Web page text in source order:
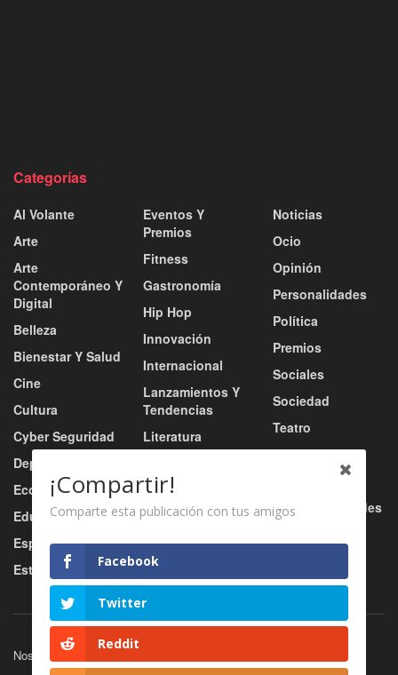
Categorías
Al Volante
Arte
Arte
Contemporáneo Y
Digital
Belleza
Bienestar Y Salud
Cine
Cultura
Cyber Seguridad
Deportes
Economía
Educación
Esports
Estilo De Vida
Eventos Y
Premios
Fitness
Gastronomía
Hip Hop
Innovación
Internacional
Lanzamientos Y
Tendencias
Literatura
Música
Música Urbana
Nacional
Negocio
Noticias
Ocio
Opinión
Personalidades
Política
Premios
Sociales
Sociedad
Teatro
Tecnología
Tv / Radio / Redes
Nosotros
¡Compartir!
Comparte esta publicación con tus amigos
Facebook
Twitter
Reddit